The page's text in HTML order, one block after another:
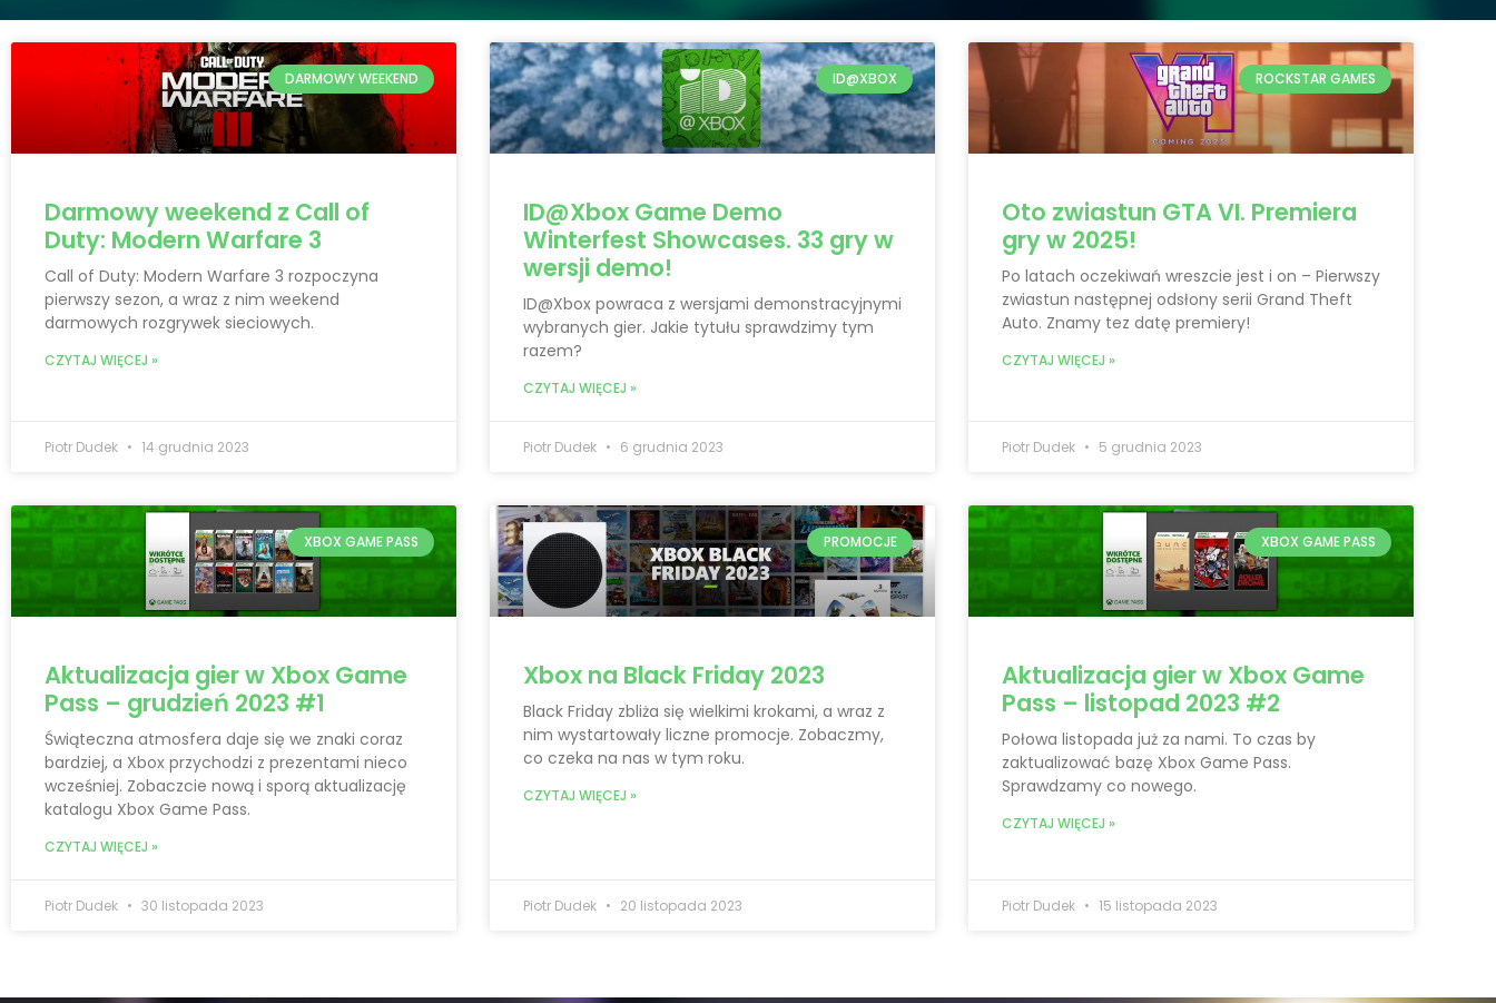
DARMOWY WEEKEND
Darmowy weekend z Call of
Duty: Modern Warfare 3
Call of Duty: Modern Warfare 3 rozpoczyna
pierwszy sezon, a wraz z nim weekend
darmowych rozgrywek sieciowych.
CZYTAJ WIĘCEJ »
Piotr Dudek 14 grudnia 2023
ID@XBOX
ID@Xbox Game Demo
Winterfest Showcases. 33 gry w
wersji demo!
ID@Xbox powraca z wersjami demonstracyjnymi
wybranych gier. Jakie tytułu sprawdzimy tym
razem?
CZYTAJ WIĘCEJ »
Piotr Dudek 6 grudnia 2023
ROCKSTAR GAMES
Oto zwiastun GTA VI. Premiera
gry w 2025!
Po latach oczekiwań wreszcie jest i on – Pierwszy
zwiastun następnej odsłony serii Grand Theft
Auto. Znamy tez datę premiery!
CZYTAJ WIĘCEJ »
Piotr Dudek 5 grudnia 2023
XBOX GAME PASS
Aktualizacja gier w Xbox Game
Pass – grudzień 2023 #1
Świąteczna atmosfera daje się we znaki coraz
bardziej, a Xbox przychodzi z prezentami nieco
wcześniej. Zobaczcie nową i sporą aktualizację
katalogu Xbox Game Pass.
CZYTAJ WIĘCEJ »
Piotr Dudek 30 listopada 2023
PROMOCJE
Xbox na Black Friday 2023
Black Friday zbliża się wielkimi krokami, a wraz z
nim wystartowały liczne promocje. Zobaczmy,
co czeka na nas w tym roku.
CZYTAJ WIĘCEJ »
Piotr Dudek 20 listopada 2023
XBOX GAME PASS
Aktualizacja gier w Xbox Game
Pass – listopad 2023 #2
Połowa listopada już za nami. To czas by
zaktualizować bazę Xbox Game Pass.
Sprawdzamy co nowego.
CZYTAJ WIĘCEJ »
Piotr Dudek 15 listopada 2023